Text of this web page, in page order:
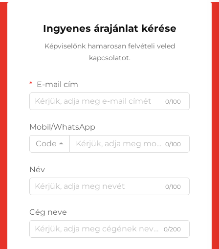
Ingyenes árajánlat kérése
Képviselőnk hamarosan felvételi veled
kapcsolatot.
E-mail cím
0/100
Mobil/WhatsApp
Code
0/100
Név
0/100
Cég neve
0/200